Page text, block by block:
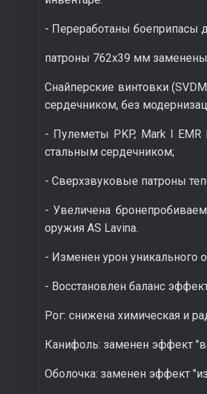
- Переработаны боеприпасы
патроны 762х39 мм
Снайперские винтовки
сердечником, без
- Пулеметы PKP, Mark I EMR
стальным сердечником;
- Сверхзвуковые патроны
- Увеличена
оружия AS Lavina.
- Изменен урон уникального
- Восстановлен баланс
Рог: снижена химическая и
Канифоль: заменен эффект
Оболочка: заменен эффект